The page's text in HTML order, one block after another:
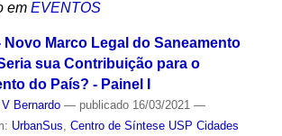
em EVENTOS
Novo Marco Legal do Saneamento
sua Contribuição para o
do País? - Painel I
Bernardo — publicado16/03/2021 —
UrbanSus Centro de Síntese USP Cidades